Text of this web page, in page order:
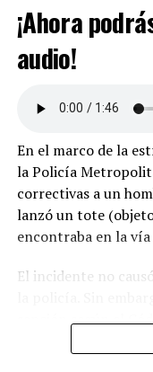
¡Ahora
audio!
En el marco de la
la Policía
correctivas a un
lanzó un tote
encontraba en la
El incidente no
sanción según el
Convivencia